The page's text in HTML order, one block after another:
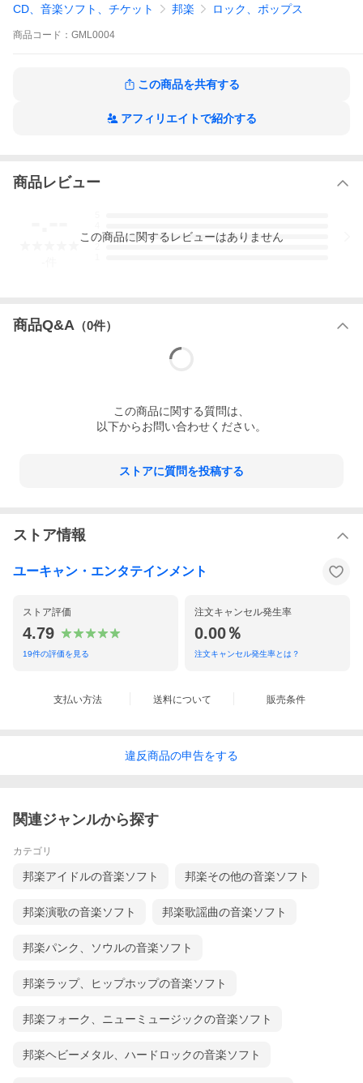
CD、音楽ソフト、チケット 邦楽 ロック、ポップス
商品 コード： GML0004
この商品を共有する
アフィリエイトで紹介する
商品レビュー
3
この商品に関するレビューはありません
商品Q&A （0件）
この商品に関する質問は、
以下からお問い合わせください。
ストアに質問を投稿する
ストア情報
ユーキャン・エンタテインメント
ストア評価
4.79
19件の評価を見る
注文キャンセル発生率
0.00％
注文キャンセル発生率とは？
支払い方法 送料について 販売条件
違反商品の申告をする
関連ジャンルから探す
カテゴリ
邦楽アイドルの音楽ソフト 邦楽その他の音楽ソフト
邦楽演歌の音楽ソフト 邦楽歌謡曲の音楽ソフト
邦楽パンク、ソウルの音楽ソフト
邦楽ラップ、ヒップホップの音楽ソフト
邦楽フォーク、ニューミュージックの音楽ソフト
邦楽ヘビーメタル、ハードロックの音楽ソフト